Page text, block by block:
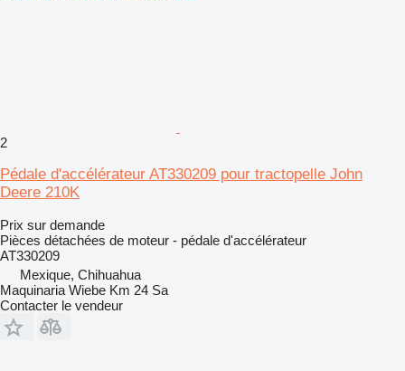
2
Pédale d'accélérateur AT330209 pour tractopelle John
Deere 210K
Prix sur demande
Pièces détachées de moteur - pédale d'accélérateur
AT330209
Mexique, Chihuahua
Maquinaria Wiebe Km 24 Sa
Contacter le vendeur